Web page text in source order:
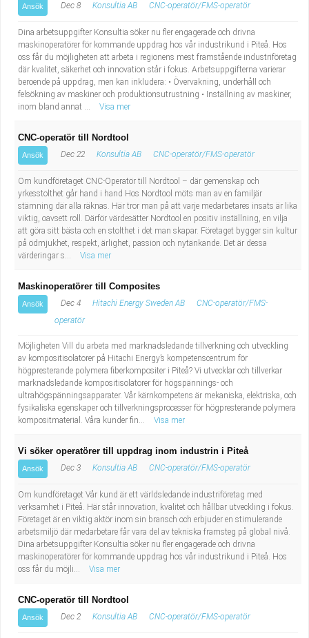
Ansök Dec 8 Konsultia AB CNC-operatör/FMS-operatör
Dina arbetsuppgifter Konsultia söker nu fler engagerade och drivna
maskinoperatörer för kommande uppdrag hos vår industrikund i Piteå. Hos
oss får du möjligheten att arbeta i regionens mest framstående industriföretag
där kvalitet, säkerhet och innovation står i fokus. Arbetsuppgifterna varierar
beroende på uppdrag, men kan inkludera: • Övervakning, underhåll och
felsökning av maskiner och produktionsutrustning • Inställning av maskiner,
inom bland annat ...
Visa mer
CNC-operatör till Nordtool
Ansök Dec 22 Konsultia AB CNC-operatör/FMS-operatör
Om kundföretaget CNC-Operatör till Nordtool – där gemenskap och
yrkesstolthet går hand i hand Hos Nordtool möts man av en familjär
stämning där alla räknas. Här tror man på att varje medarbetares insats är lika
viktig, oavsett roll. Därför värdesätter Nordtool en positiv inställning, en vilja
att göra sitt bästa och en stolthet i det man skapar. Företaget bygger sin kultur
på ödmjukhet, respekt, ärlighet, passion och nytänkande. Det är dessa
värderingar s...
Visa mer
Maskinoperatörer till Composites
Ansök Dec 4 Hitachi Energy Sweden AB
CNC-operatör/FMS-
operatör
Möjligheten Vill du arbeta med marknadsledande tillverkning och utveckling
av kompositisolatorer på Hitachi Energy’s kompetenscentrum för
högpresterande polymera fiberkompositer i Piteå? Vi utvecklar och tillverkar
marknadsledande kompositisolatorer för högspännings- och
ultrahögspänningsapparater. Vår kärnkompetens är mekaniska, elektriska, och
fysikaliska egenskaper och tillverkningsprocesser för högpresterande polymera
kompositmaterial. Våra kunder fin...
Visa mer
Vi söker operatörer till uppdrag inom industrin i Piteå
Ansök Dec 3 Konsultia AB CNC-operatör/FMS-operatör
Om kundföretaget Vår kund är ett världsledande industriföretag med
verksamhet i Piteå. Här står innovation, kvalitet och hållbar utveckling i fokus.
Företaget är en viktig aktör inom sin bransch och erbjuder en stimulerande
arbetsmiljö där medarbetare får vara del av tekniska framsteg på global nivå.
Dina arbetsuppgifter Konsultia söker nu fler engagerade och drivna
maskinoperatörer för kommande uppdrag hos vår industrikund i Piteå. Hos
oss får du möjli...
Visa mer
CNC-operatör till Nordtool
Ansök Dec 2 Konsultia AB CNC-operatör/FMS-operatör